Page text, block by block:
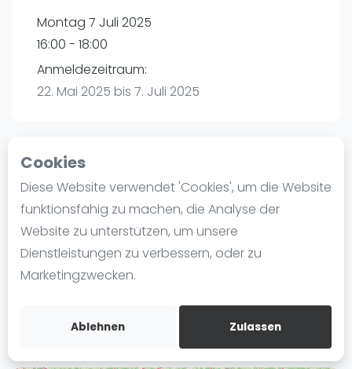
Cookies
Diese Website verwendet 'Cookies', um die Website
funktionsfähig zu machen, die Analyse der
Website zu unterstützen, um unsere
Dienstleistungen zu verbessern, oder zu
Marketingzwecken.
Ablehnen Zulassen
Ranking
Männer
Frauen
Blog
Die Geschichte von Padel
Regeln und Punktzählung
Padel Schläge
Video
Montag 7 Juli 2025
16:00 - 18:00
Anmeldezeitraum:
22. Mai 2025 bis 7. Juli 2025
Playtomic
Padelon Heilbronn | Heilbronn
Würzburger Straße 52
74078Heilbronn
Routebeschrijving